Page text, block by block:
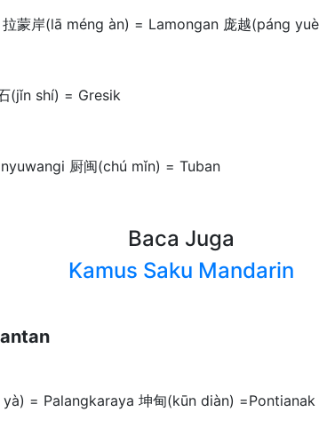
蒙岸(lā méng àn) = Lamongan 庞越(páng
(jǐn shí) = Gresik
厨闽(chú mǐn) = Tuban
Baca Juga
Kamus Saku Mandarin
= Palangkaraya 坤甸(kūn diàn)